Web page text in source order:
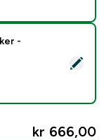
Shaker -
-
kr 666,00‎